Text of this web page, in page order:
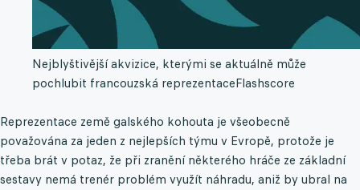
Nejblyštivější akvizice, kterými se aktuálně může
pochlubit francouzská reprezentaceFlashscore
Reprezentace země galského kohouta je všeobecně
považována za jeden z nejlepších týmu v Evropě, protože je
třeba brát v potaz, že při zranění některého hráče ze základní
sestavy nemá trenér problém využít náhradu, aniž by ubral na